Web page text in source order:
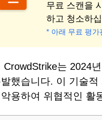
무료 스캔을
하고 청소하
* 아래 무료 평가
는 2024
했습니다. 이 기술
용하여 위협적인 활